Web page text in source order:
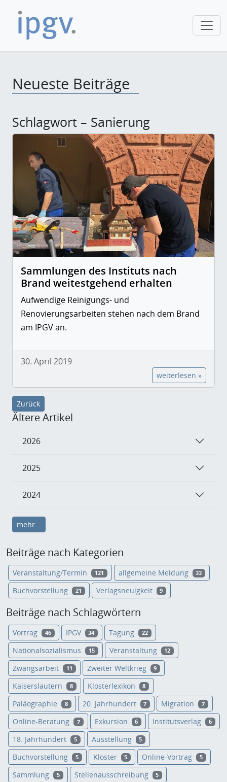
Neueste Beiträge
Schlagwort – Sanierung
Sammlungen des Instituts nach
Brand weitestgehend erhalten
Aufwendige Reinigungs- und
Renovierungsarbeiten stehen nach dem Brand
am IPGV an.
30. April 2019
weiterlesen »
Zurück
Ältere Artikel
2026
2025
2024
mehr...
Beiträge nach Kategorien
Veranstaltung/Termin 121 allgemeine Meldung 33
Buchvorstellung 21 Verlagsneuigkeit 9
Beiträge nach Schlagwörtern
Vortrag 46 IPGV 34 Tagung 22
Nationalsozialismus 15 Veranstaltung 12
Zwangsarbeit 11 Zweiter Weltkrieg 9
Kaiserslautern 8 Klosterlexikon 8
Paläographie 8 20. Jahrhundert 7 Migration 7
Online-Beratung 7 Exkursion 6 Institutsverlag 6
18. Jahrhundert 5 Ausstellung 5
Buchvorstellung 5 Kloster 5 Online-Vortrag 5
Sammlung 5 Stellenausschreibung 5